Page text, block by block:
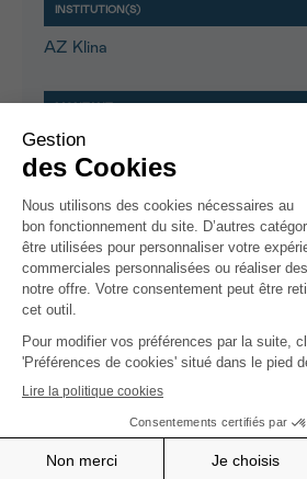
AZ Klina
34.954 €
Sleep good, feel better
vzw SuperNils